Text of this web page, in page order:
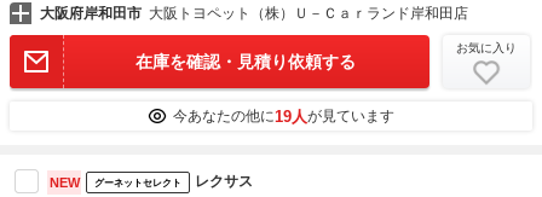
大阪府岸和田市 大阪トヨペット（株）Ｕ－Ｃａｒランド岸和田店
在庫を確認・見積り依頼する
お気に入り
今あなたの他に19人が見ています
NEW グーネットセレクト レクサス